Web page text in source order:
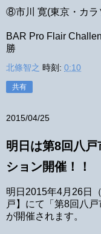
⑧市川 寛(東京・カラ
BAR Pro Flair
勝
北條智之 時刻: 0:10
共有
2015/04/25
明日は第8回八
ション開催！！
明日2015年4月26日
戸】にて「第8回八
が開催されます。